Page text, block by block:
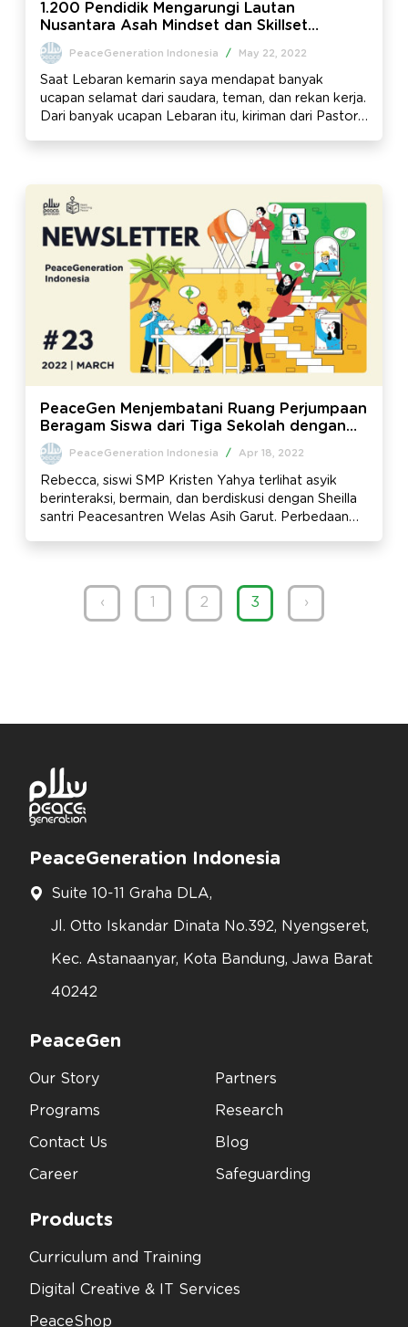
1.200 Pendidik Mengarungi Lautan
Nusantara Asah Mindset dan Skillset
Keberagaman, Berpikir Kritis, dan Empati –
Newsletter Edisi #24
PeaceGeneration Indonesia / May 22, 2022
Saat Lebaran kemarin saya mendapat banyak
ucapan selamat dari saudara, teman, dan rekan kerja.
Dari banyak ucapan Lebaran itu, kiriman dari Pastor
PeaceGen Menjembatani Ruang Perjumpaan
Beragam Siswa dari Tiga Sekolah dengan
Latar Belakang Berbeda – Newsletter Edisi
#23
PeaceGeneration Indonesia / Apr 18, 2022
Rebecca, siswi SMP Kristen Yahya terlihat asyik
berinteraksi, bermain, dan berdiskusi dengan Sheilla
santri Peacesantren Welas Asih Garut. Perbedaan
Garut, dan SMPN 17 Bandung setelah sebelumnya
mereka menyelesaikan pembelajaran 12 Nilai Dasar
Perdamaian (NDP) yang di inisiasi PeaceGen.
‹ 1 2 3 ›
PeaceGeneration Indonesia
Suite 10-11 Graha DLA,
Jl. Otto Iskandar Dinata No.392, Nyengseret,
Kec. Astanaanyar, Kota Bandung, Jawa Barat
40242
PeaceGen
Our Story
Programs
Contact Us
Career
Partners
Research
Blog
Safeguarding
Products
Curriculum and Training
Digital Creative & IT Services
PeaceShop